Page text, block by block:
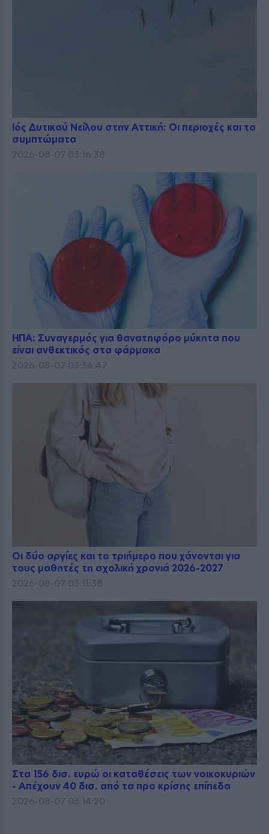
Ιός Δυτικού Νείλου στην Αττική: Οι περιοχές και τα
συμπτώματα
2026-08-07 03:16:38
ΗΠΑ: Συναγερμός για θανατηφόρο μύκητα που
είναι ανθεκτικός στα φάρμακα
2026-08-07 03:36:47
Οι δύο αργίες και το τριήμερο που χάνονται για
τους μαθητές τη σχολική χρονιά 2026-2027
2026-08-07 03:11:38
Στα 156 δισ. ευρώ οι καταθέσεις των νοικοκυριών
- Απέχουν 40 δισ. από τα προ κρίσης επίπεδα
2026-08-07 03:14:20